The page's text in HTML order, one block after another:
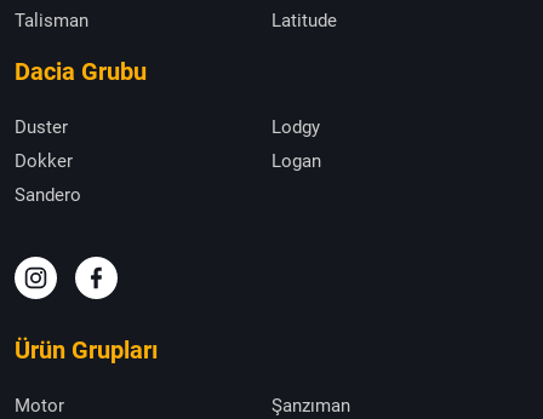
Talisman
Latitude
Dacia Grubu
Duster
Lodgy
Dokker
Logan
Sandero
Ürün Grupları
Motor
Şanzıman